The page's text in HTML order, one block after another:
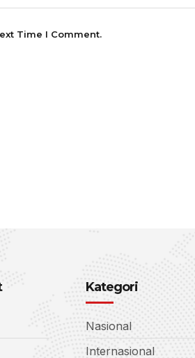
Time I Comment.
Kategori
Nasional
Internasional